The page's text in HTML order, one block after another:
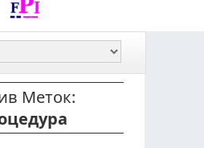
Меток: